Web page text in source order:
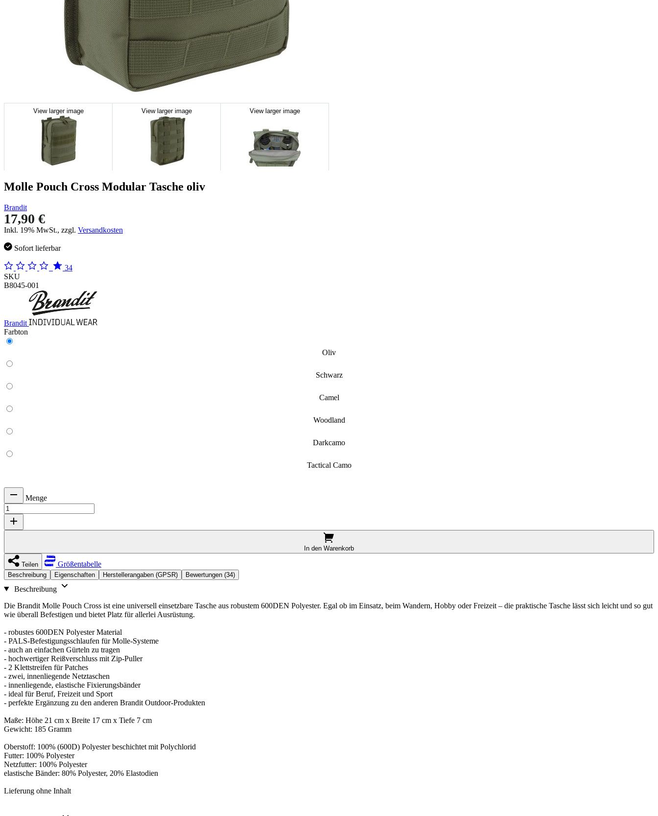
View larger image View larger image View larger image
Molle Pouch Cross Modular Tasche oliv
Brandit
17,90 €
Inkl. 19% MwSt., zzgl. Versandkosten
Sofort lieferbar
34
SKU
B8045-001
Brandit
Farbton
Oliv
Schwarz
Camel
Woodland
Darkcamo
Tactical Camo
Menge
In den Warenkorb
Teilen Größentabelle
Beschreibung Eigenschaften Herstellerangaben (GPSR) Bewertungen (34)
Beschreibung
Die Brandit Molle Pouch Cross ist eine universell einsetzbare Tasche aus robustem 600DEN Polyester. Egal ob im Einsatz, beim Wandern, Hobby oder Freizeit – die praktische Tasche lässt sich leicht und so gut
wie überall Befestigen und bietet Platz für allerlei Ausrüstung.
- robustes 600DEN Polyester Material
- PALS-Befestigungsschlaufen für Molle-Systeme
- auch an einfachen Gürteln zu tragen
- hochwertiger Reißverschluss mit Zip-Puller
- 2 Klettstreifen für Patches
- zwei, innenliegende Netztaschen
- innenliegende, elastische Fixierungsbänder
- ideal für Beruf, Freizeit und Sport
- perfekte Ergänzung zu den anderen Brandit Outdoor-Produkten
Maße: Höhe 21 cm x Breite 17 cm x Tiefe 7 cm
Gewicht: 185 Gramm
Oberstoff: 100% (600D) Polyester beschichtet mit Polychlorid
Futter: 100% Polyester
Netzfutter: 100% Polyester
elastische Bänder: 80% Polyester, 20% Elastodien
Lieferung ohne Inhalt